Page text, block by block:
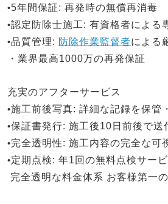
•5年間保証: 再発時の無償再消毒
•認定防除士施工 : 有資格者による
•品質管理: 防除作業監督者による
・業界最高1000万の再発保証
充実のアフターサービス
•施工前後写真: 詳細な記録を保管
•保証書発行: 施工後10日前後で送
•完全透明性: 施工内容の完全な可
•定期点検: 年1回の無料点検サー
完全透明な料金体系 お客様第一